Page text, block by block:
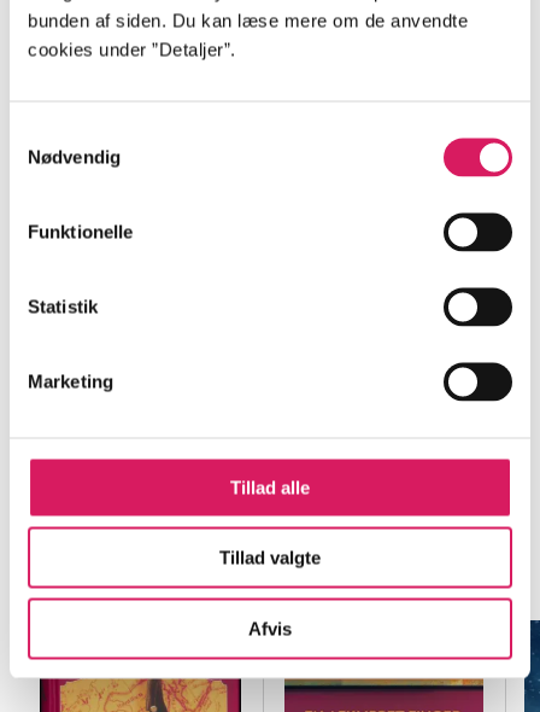
bunden af siden. Du kan læse mere om de anvendte
cookies under ”Detaljer”.
Nødvendig
Funktionelle
Statistik
Marketing
Tillad alle
Tillad valgte
Afvis
Del 1 -Den
kravlede ud ad vinduet
og forsvandt
Jonas Jonasson
et-årige der tænkte at
han tænkte for meget